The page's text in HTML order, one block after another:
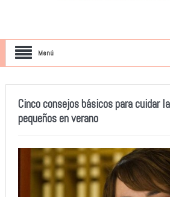
Menú
Cinco consejos básicos para cuidar
pequeños en verano